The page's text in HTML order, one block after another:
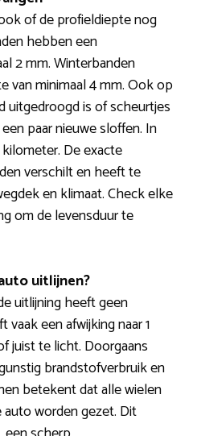
of de profieldiepte nog
hebben een
2 mm. Winterbanden
van minimaal 4 mm. Ook op
uitgedroogd is of scheurtjes
paar nieuwe sloffen. In
De exacte
verschilt en heeft te
en klimaat. Check elke
om de levensduur te
uitlijnen?
uitlijning heeft geen
een afwijking naar 1
juist te licht. Doorgaans
brandstofverbruik en
betekent dat alle wielen
worden gezet. Dit